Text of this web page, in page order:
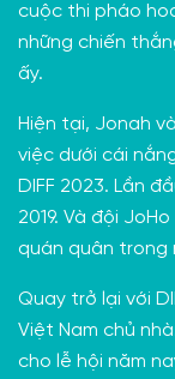
cuộc thi pháo
những chiến
ấy.
Hiện tại, Jonah
việc dưới cái
DIFF 2023. Lần
2019. Và đội
quán quân trong
Quay trở lại với
Việt Nam chủ
cho lễ hội năm